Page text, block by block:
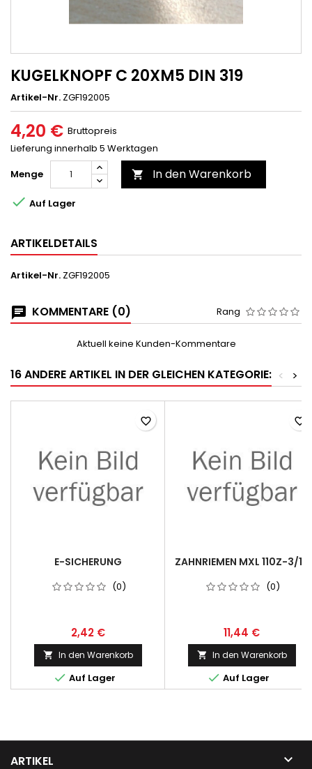
KUGELKNOPF C 20XM5 DIN 319
Artikel-Nr. ZGF192005
4,20 € Bruttopreis
Lieferung innerhalb 5 Werktagen
Menge
 In den Warenkorb
 Auf Lager
ARTIKELDETAILS
Artikel-Nr. ZGF192005
KOMMENTARE (0) Rang
Aktuell keine Kunden-Kommentare
16 ANDERE ARTIKEL IN DER GLEICHEN KATEGORIE: >
<
E-SICHERUNG
(0)
2,42 €
 In den Warenkorb
 Auf Lager
favorite_border
ZAHNRIEMEN MXL 110Z-3/16
(0)
11,44 €
 In den Warenkorb
 Auf Lager
favorite_border
ARTIKEL 